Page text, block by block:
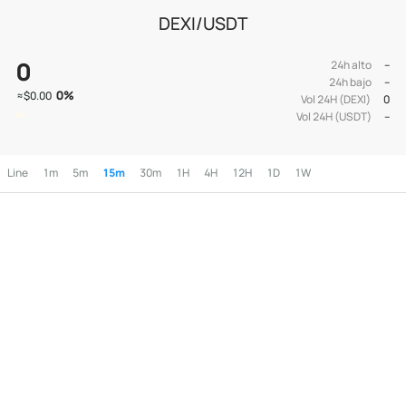
DEXI/USDT
0
≈$0.00 0%
24h alto
--
24h bajo
--
Vol 24H (DEXI)
0
Vol 24H (USDT)
--
Line 1m 5m 15m 30m 1H 4H 12H 1D 1W